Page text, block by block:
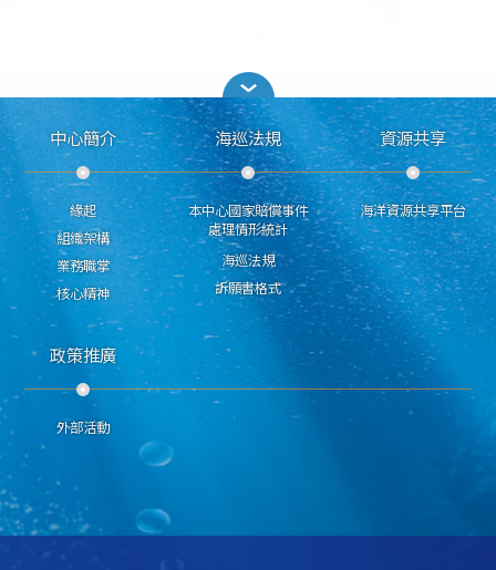
中心簡介
緣起
組織架構
業務職掌
核心精神
海巡法規
本中心國家賠償事件
處理情形統計
海巡法規
訴願書格式
資源共享
海洋資源共享平台
政策推廣
外部活動